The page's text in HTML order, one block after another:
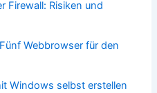
Firewall: Risiken und
Webbrowser für den
Windows selbst erstellen